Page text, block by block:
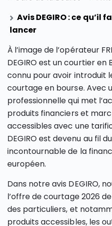
Avis DEGIRO : ce
lancer
À l’image de l’opérateur
DEGIRO est un courtier en
connu pour avoir introduit
courtage en bourse. Avec
professionnelle qui met
produits financiers et
accessibles avec une
DEGIRO est devenu au fil
incontournable de la
européen.
Dans notre avis DEGIRO,
l’offre de courtage 2026
des particuliers, et
produits accessibles, les